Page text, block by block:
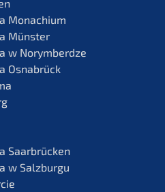
Monachium
Münster
w Norymberdze
Osnabrück
Saarbrücken
w Salzburgu